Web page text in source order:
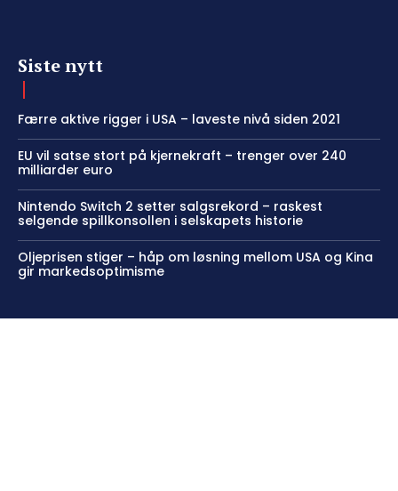
Siste nytt
Færre aktive rigger i USA – laveste nivå siden 2021
EU vil satse stort på kjernekraft – trenger over 240
milliarder euro
Nintendo Switch 2 setter salgsrekord – raskest
selgende spillkonsollen i selskapets historie
Oljeprisen stiger – håp om løsning mellom USA og Kina
gir markedsoptimisme